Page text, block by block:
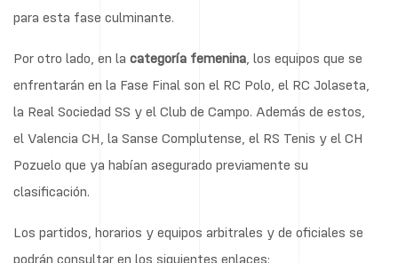
para esta fase culminante.
Por otro lado, en la categoría femenina, los equipos que se
enfrentarán en la Fase Final son el RC Polo, el RC Jolaseta,
la Real Sociedad SS y el Club de Campo. Además de estos,
el Valencia CH, la Sanse Complutense, el RS Tenis y el CH
Pozuelo que ya habían asegurado previamente su
clasificación.
Los partidos, horarios y equipos arbitrales y de oficiales se
podrán consultar en los siguientes enlaces: